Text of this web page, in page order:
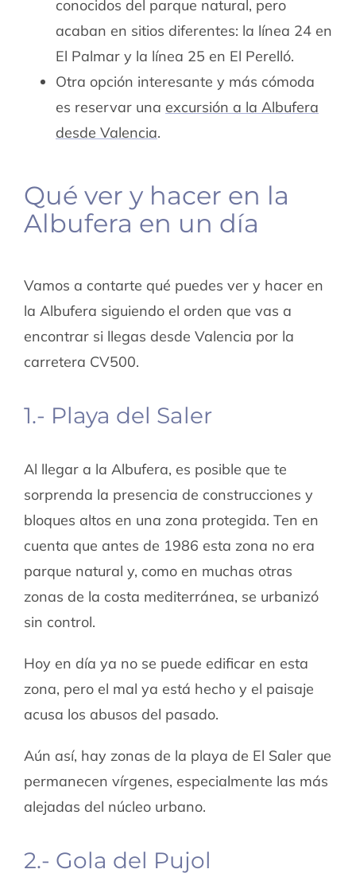
conocidos del parque natural, pero
acaban en sitios diferentes: la línea 24 en
El Palmar y la línea 25 en El Perelló.
Otra opción interesante y más cómoda
es reservar una excursión a la Albufera
desde Valencia.
Qué ver y hacer en la
Albufera en un día
Vamos a contarte qué puedes ver y hacer en
la Albufera siguiendo el orden que vas a
encontrar si llegas desde Valencia por la
carretera CV500.
1.- Playa del Saler
Al llegar a la Albufera, es posible que te
sorprenda la presencia de construcciones y
bloques altos en una zona protegida. Ten en
cuenta que antes de 1986 esta zona no era
parque natural y, como en muchas otras
zonas de la costa mediterránea, se urbanizó
sin control.
Hoy en día ya no se puede edificar en esta
zona, pero el mal ya está hecho y el paisaje
acusa los abusos del pasado.
Aún así, hay zonas de la playa de El Saler que
permanecen vírgenes, especialmente las más
alejadas del núcleo urbano.
2.- Gola del Pujol